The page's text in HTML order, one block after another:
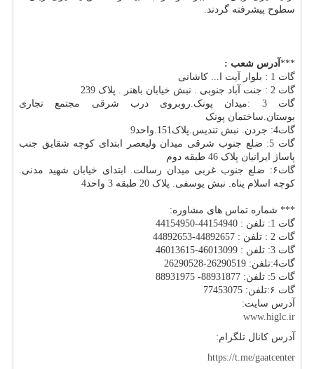
سطوح پیشرفته گردند.
*** آدرس شعب :
گات 1 : بلوار آیت ا... کاشانی
گات 2 : جنت آباد جنوبی . نبش خیابان باهنر . پلاک 239
گات 3 :میدان پونک.روبروی درب شرقی مجتمع تجاری
بوستان.ساختمان پونک
گات4: جردن. نبش تندیس.پلاک151.واحد9
گات 5: ضلع جنوب شرقی میدان ولیعصر ابتدای کوچه شقایق جنب
پاساژ ایرانیان پلاک 46 طبقه دوم
گات۶: ضلع جنوب غربی میدان رسالت. ابتدای خیابان شهید مدنی.
کوچه اسلام پناه. نبش یوسفی. پلاک 20 طبقه 3 واحد4
*** شماره تماس های مشاوره:
گات 1: تلفن : 44154940-44154950
گات 2 : تلفن : 44892657-44892653
گات 3: تلفن : 46013099-46013615
گات4:تلفن: 26290519-26290528
گات 5: تلفن: 88931877- 88931975
گات ۶:تلفن: 77453075
آدرس سایت:
www.higlc.ir
آدرس کانال تلگرام:
https://t.me/gaatcenter